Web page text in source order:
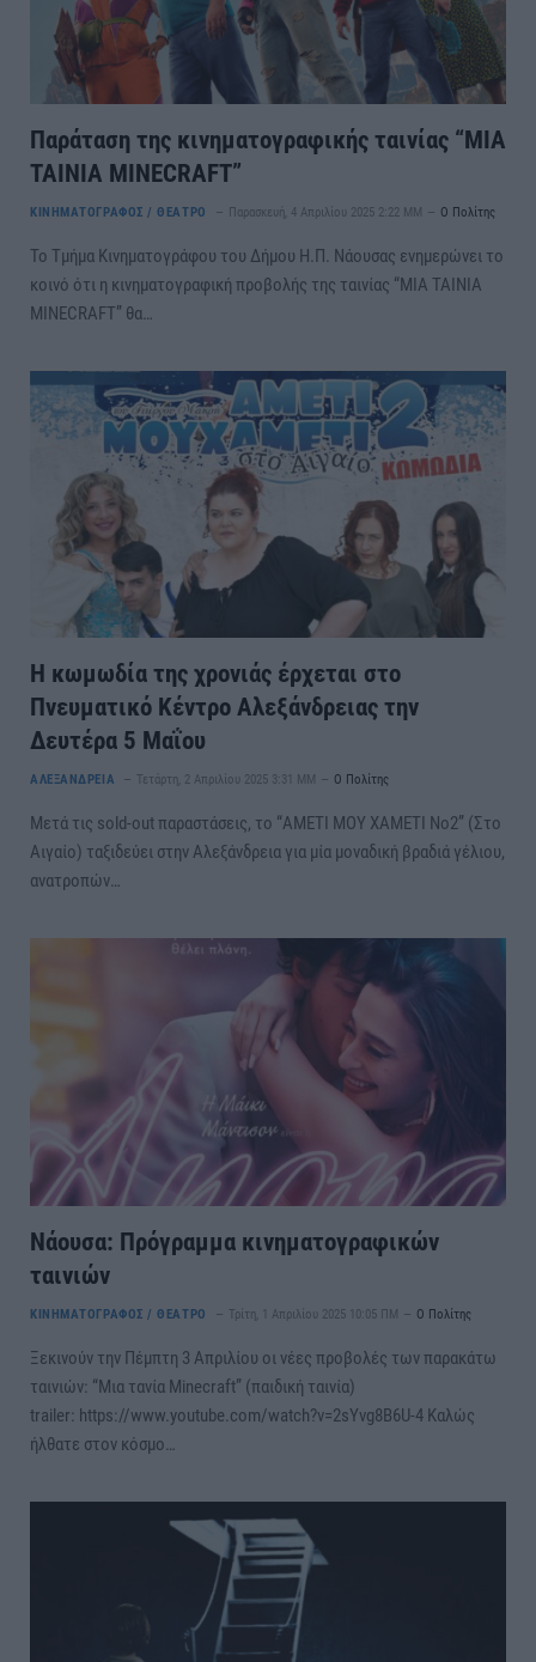
Παράταση της κινηματογραφικής ταινίας “ΜΙΑ
ΤΑΙΝΙΑ MINECRAFT”
ΚΙΝΗΜΑΤΟΓΡΑΦΟΣ / ΘΕΑΤΡΟ Παρασκευή, 4 Απριλίου 2025 2:22 ΜΜ Ο Πολίτης
Το Τμήμα Κινηματογράφου του Δήμου Η.Π. Νάουσας ενημερώνει το
κοινό ότι η κινηματογραφική προβολής της ταινίας “ΜΙΑ ΤΑΙΝΙΑ
MINECRAFT” θα…
Η κωμωδία της χρονιάς έρχεται στο
Πνευματικό Κέντρο Αλεξάνδρειας την
Δευτέρα 5 Μαΐου
ΑΛΕΞΑΝΔΡΕΙΑ Τετάρτη, 2 Απριλίου 2025 3:31 ΜΜ Ο Πολίτης
Μετά τις sold-out παραστάσεις, το “ΑΜΕΤΙ ΜΟΥ ΧΑΜΕΤΙ Νο2” (Στο
Αιγαίο) ταξιδεύει στην Αλεξάνδρεια για μία μοναδική βραδιά γέλιου,
ανατροπών…
Νάουσα: Πρόγραμμα κινηματογραφικών
ταινιών
ΚΙΝΗΜΑΤΟΓΡΑΦΟΣ / ΘΕΑΤΡΟ Τρίτη, 1 Απριλίου 2025 10:05 ΠΜ Ο Πολίτης
Ξεκινούν την Πέμπτη 3 Απριλίου οι νέες προβολές των παρακάτω
ταινιών: “Μια τανία Minecraft” (παιδική ταινία)
trailer: https://www.youtube.com/watch?v=2sYvg8B6U-4 Καλώς
ήλθατε στον κόσμο…